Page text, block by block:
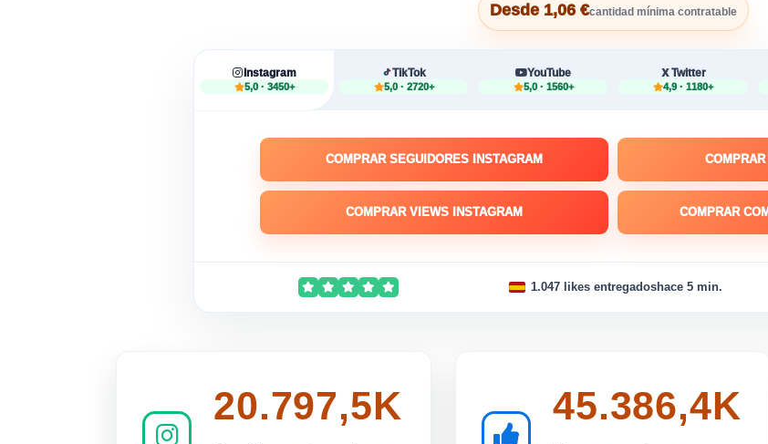
Desde 1,06 €cantidad mínima contratable
Instagram
5,0 · 3450+
TikTok
5,0 · 2720+
YouTube
5,0 · 1560+
Twitter
4,9 · 1180+
COMPRAR SEGUIDORES INSTAGRAM
COMPRAR VIEWS INSTAGRAM COMPRAR
1.047 likes entregadoshace 5 min.
20.797,5K 45.386,4K